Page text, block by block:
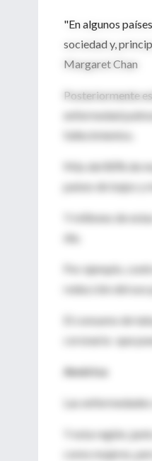
"En algunos
sociedad y,
Margaret Chan
Posteriormente
enfermedad
fallecimientos.
Más del 80% de
países de bajos y
Y millones de
día.
Por ejemplo,
reducción del
El consumo de
coronaria -que
América
Las
Y esta región,
como mujeres,